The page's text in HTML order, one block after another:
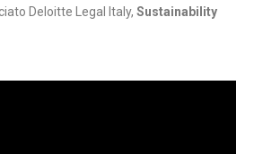
Deloitte Legal Italy, Sustainability